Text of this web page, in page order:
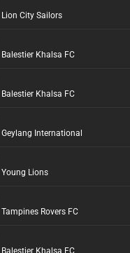
Lion City Sailors
Balestier Khalsa FC
Balestier Khalsa FC
Geylang International
Young Lions
Tampines Rovers FC